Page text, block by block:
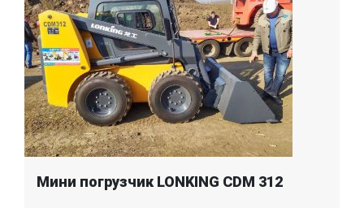
Мини погрузчик LONKING CDM 312